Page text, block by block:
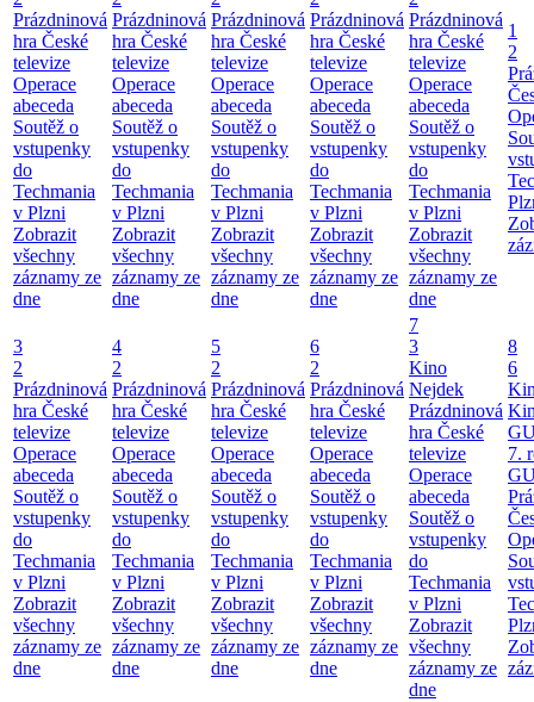
Prázdninová
hra České
televize
Operace
abeceda
Soutěž o
vstupenky
do
Techmania
v Plzni
Zobrazit
všechny
záznamy ze
dne
Prázdninová
hra České
televize
Operace
abeceda
Soutěž o
vstupenky
do
Techmania
v Plzni
Zobrazit
všechny
záznamy ze
dne
Prázdninová
hra České
televize
Operace
abeceda
Soutěž o
vstupenky
do
Techmania
v Plzni
Zobrazit
všechny
záznamy ze
dne
Prázdninová
hra České
televize
Operace
abeceda
Soutěž o
vstupenky
do
Techmania
v Plzni
Zobrazit
všechny
záznamy ze
dne
Prázdninová
hra České
televize
Operace
abeceda
Soutěž o
vstupenky
do
Techmania
v Plzni
Zobrazit
všechny
záznamy ze
dne
1
2
3
2
Prázdninová
hra České
televize
Operace
abeceda
Soutěž o
vstupenky
do
Techmania
v Plzni
Zobrazit
všechny
záznamy ze
dne
4
2
Prázdninová
hra České
televize
Operace
abeceda
Soutěž o
vstupenky
do
Techmania
v Plzni
Zobrazit
všechny
záznamy ze
dne
5
2
Prázdninová
hra České
televize
Operace
abeceda
Soutěž o
vstupenky
do
Techmania
v Plzni
Zobrazit
všechny
záznamy ze
dne
6
2
Prázdninová
hra České
televize
Operace
abeceda
Soutěž o
vstupenky
do
Techmania
v Plzni
Zobrazit
všechny
záznamy ze
dne
7
3
Kino
Nejdek
Prázdninová
hra České
televize
Operace
abeceda
Soutěž o
vstupenky
do
Techmania
v Plzni
Zobrazit
všechny
záznamy ze
dne
8
6
7.